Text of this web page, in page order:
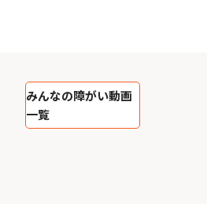
みんなの障がい動画
一覧